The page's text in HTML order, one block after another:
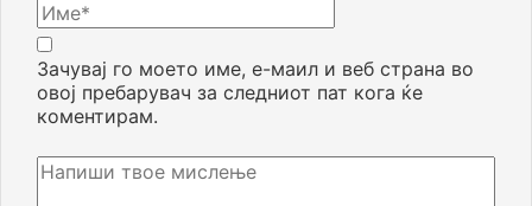
Зачувај го моето име, е-маил и веб страна во
овој пребарувач за следниот пат кога ќе
коментирам.